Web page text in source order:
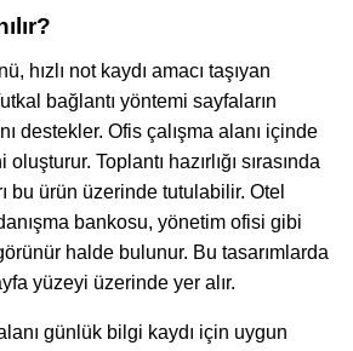
hızlı not kaydı amacı taşıyan
bağlantı yöntemi sayfaların
destekler. Ofis çalışma alanı içinde
Toplantı hazırlığı sırasında
bu ürün üzerinde tutulabilir. Otel
bankosu, yönetim ofisi gibi
halde bulunur. Bu tasarımlarda
yüzeyi üzerinde yer alır.
günlük bilgi kaydı için uygun